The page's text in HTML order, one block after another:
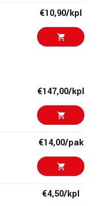
€10,90/kpl
€11,90/kpl
€34,50/pak
€147,00/kpl
€14,00/pak
€4,50/kpl